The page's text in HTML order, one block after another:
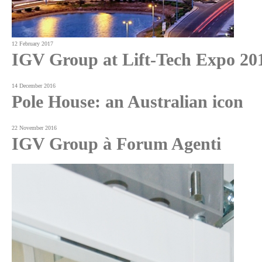
12 February 2017
IGV Group at Lift-Tech Expo
14 December 2016
Pole House: an Australian icon
22 November 2016
IGV Group à Forum Agenti